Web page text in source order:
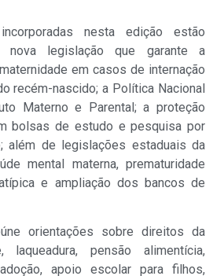
nesta edição estão
nova legislação que garante a
em casos de internação
recém-nascido; a Política Nacional
Materno e Parental; a proteção
bolsas de estudo e pesquisa por
além de legislações estaduais da
mental materna, prematuridade
e ampliação dos bancos de
orientações sobre direitos da
laqueadura, pensão alimentícia,
apoio escolar para filhos,